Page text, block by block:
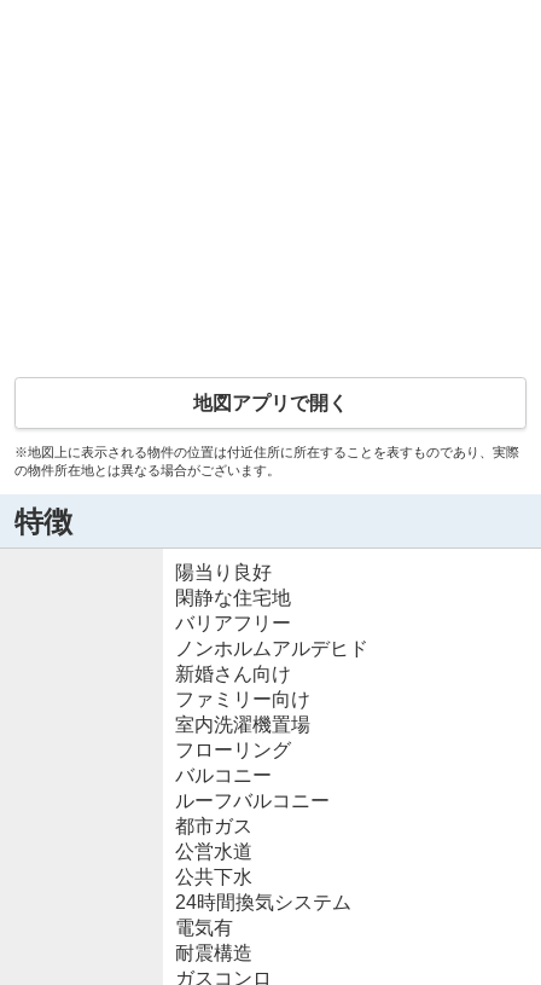
地図アプリで開く
※地図上に表示される物件の位置は付近住所に所在することを表すものであり、実際
の物件所在地とは異なる場合がございます。
特徴
陽当り良好
閑静な住宅地
バリアフリー
ノンホルムアルデヒド
新婚さん向け
ファミリー向け
室内洗濯機置場
フローリング
バルコニー
ルーフバルコニー
都市ガス
公営水道
公共下水
24時間換気システム
電気有
耐震構造
ガスコンロ